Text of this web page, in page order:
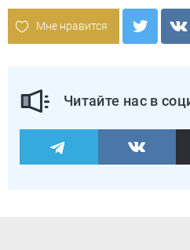
Мне нравится
Читайте нас в